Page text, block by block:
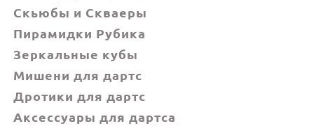
Скьюбы и Скваеры
Пирамидки Рубика
Зеркальные кубы
Мишени для дартс
Дротики для дартс
Аксессуары для дартса